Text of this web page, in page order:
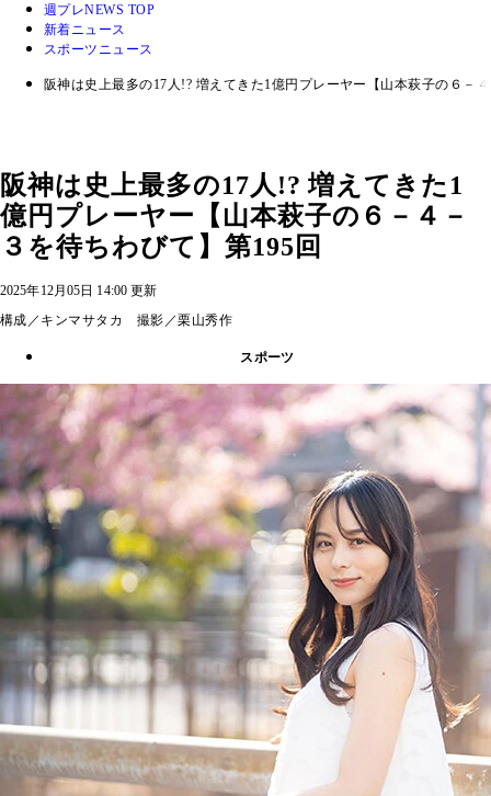
週プレNEWS TOP
新着ニュース
スポーツニュース
阪神は史上最多の17人!? 増えてきた1億円プレーヤー【山本萩子の６－
阪神は史上最多の17人!? 増えてきた1
億円プレーヤー【山本萩子の６－４－
３を待ちわびて】第195回
2025年12月05日 14:00 更新
構成／キンマサタカ 撮影／栗山秀作
スポーツ